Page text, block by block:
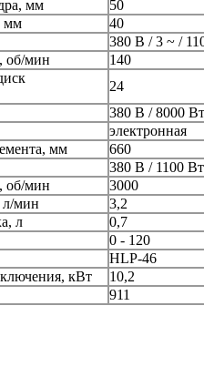
мм
50
мм
40
380 В / 3 ~ /
об/мин
140
24
380 В / 8000
электронная
мм
660
380 В / 1100
об/мин
3000
л/мин
3,2
л
0,7
0 - 120
HLP-46
кВт
10,2
911